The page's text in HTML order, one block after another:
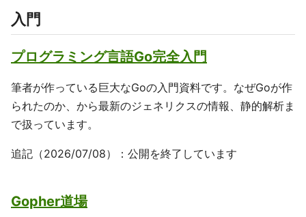
入門
プログラミング言語Go完全入門
筆者が作っている巨大なGoの入門資料です。なぜGoが作
られたのか、から最新のジェネリクスの情報、静的解析ま
で扱っています。
追記（2026/07/08）：公開を終了しています
Gopher道場